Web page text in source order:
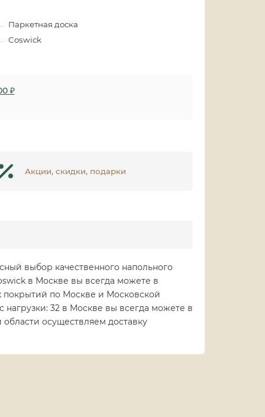
Паркетная доска
Coswick
₽
Акции, скидки, подарки
выбор качественного напольного
в Москве вы всегда можете в
покрытий по Москве и Московской
нагрузки: 32 в Москве вы всегда можете в
осуществляем доставку